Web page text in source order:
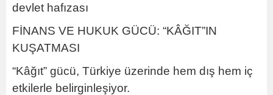
devlet hafızası
FİNANS VE HUKUK GÜCÜ: “KÂĞIT”IN
KUŞATMASI
“Kâğıt” gücü, Türkiye üzerinde hem dış hem iç
etkilerle belirginleşiyor.